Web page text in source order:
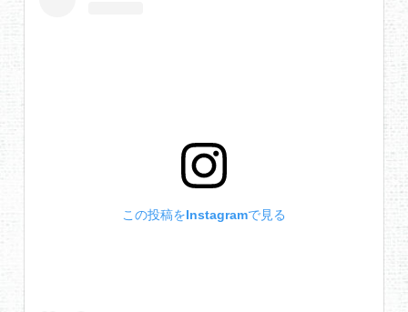
この投稿をInstagramで見る